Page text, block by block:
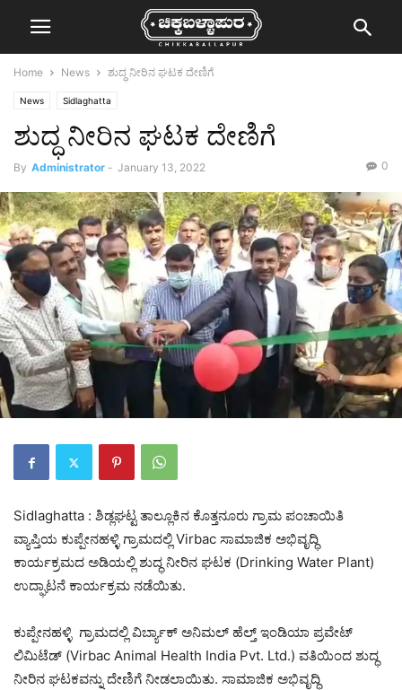
Home News ಶುದ್ಧ ನೀರಿನ ಘಟಕ ದೇಣಿಗೆ
News Sidlaghatta
ಶುದ್ಧ ನೀರಿನ ಘಟಕ ದೇಣಿಗೆ
By Administrator - January 13, 2022 0
Sidlaghatta : ಶಿಡ್ಲಘಟ್ಟ ತಾಲ್ಲೂಕಿನ ಕೊತ್ತನೂರು ಗ್ರಾಮ ಪಂಚಾಯಿತಿ
ವ್ಯಾಪ್ತಿಯ ಕುಪ್ಪೇನಹಳ್ಳಿ ಗ್ರಾಮದಲ್ಲಿ Virbac ಸಾಮಾಜಿಕ ಅಭಿವೃದ್ಧಿ
ಕಾರ್ಯಕ್ರಮದ ಅಡಿಯಲ್ಲಿ ಶುದ್ಧ ನೀರಿನ ಘಟಕ (Drinking Water Plant)
ಉದ್ಘಾಟನೆ ಕಾರ್ಯಕ್ರಮ ನಡೆಯಿತು.
ಕುಪ್ಪೇನಹಳ್ಳಿ ಗ್ರಾಮದಲ್ಲಿ ವಿರ್ಬ್ಯಾಕ್ ಅನಿಮಲ್ ಹೆಲ್ತ್ ಇಂಡಿಯಾ ಪ್ರವೇಟ್
ಲಿಮಿಟೆಡ್ (Virbac Animal Health India Pvt. Ltd.) ವತಿಯಿಂದ ಶುದ್ಧ
ನೀರಿನ ಘಟಕವನ್ನು ದೇಣಿಗೆ ನೀಡಲಾಯಿತು. ಸಾಮಾಜಿಕ ಅಭಿವೃದ್ಧಿ